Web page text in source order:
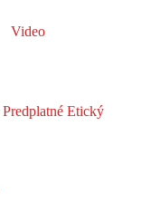
Video
Predplatné Etický